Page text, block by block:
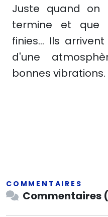
Juste quand on
termine et que
finies... Ils
d'une
bonnes vibrations.
COMMENTAIRES
Commentaires